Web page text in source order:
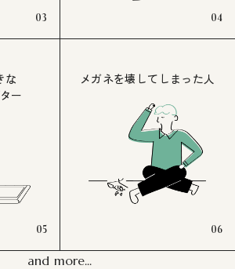
03 04
な
ー
05
メガネを壊してしまった人
06
and more...